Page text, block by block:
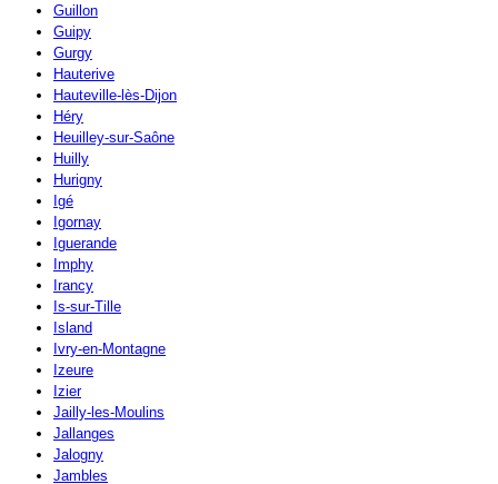
Guillon
Guipy
Gurgy
Hauterive
Hauteville-lès-Dijon
Héry
Heuilley-sur-Saône
Huilly
Hurigny
Igé
Igornay
Iguerande
Imphy
Irancy
Is-sur-Tille
Island
Ivry-en-Montagne
Izeure
Izier
Jailly-les-Moulins
Jallanges
Jalogny
Jambles